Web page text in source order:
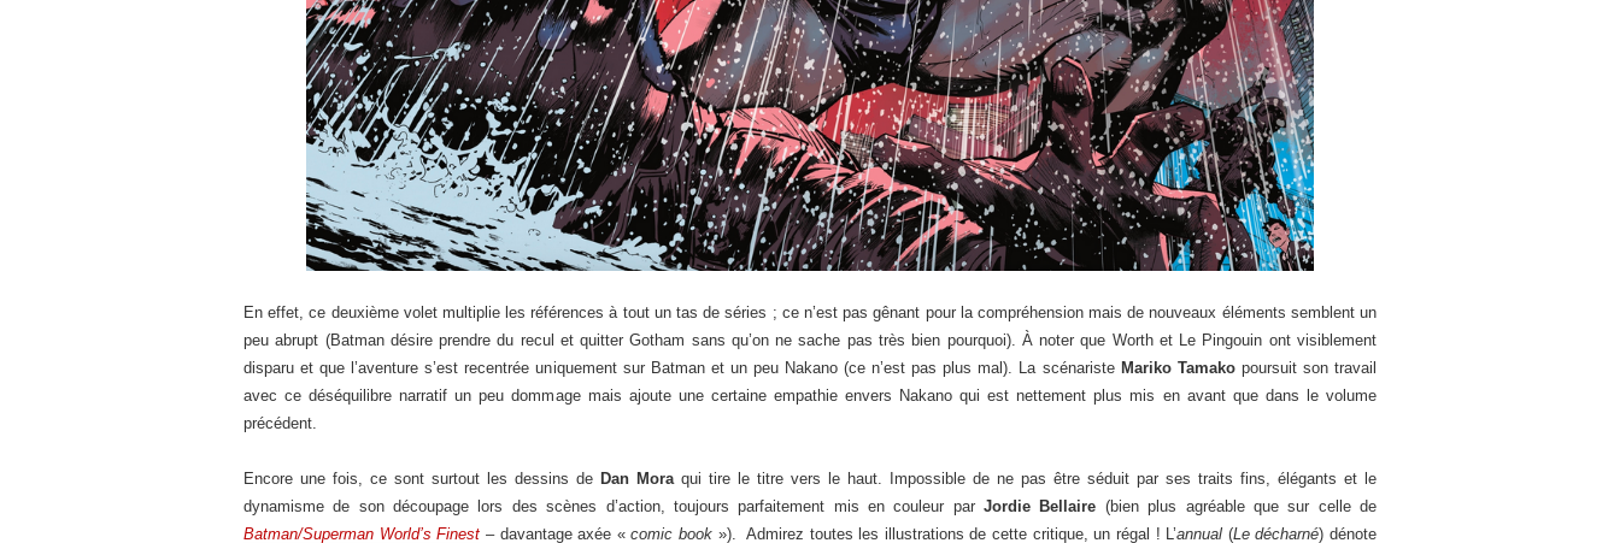
En effet, ce deuxième volet multiplie les références à tout un tas de séries ; ce n’est pas gênant pour la compréhension mais de nouveaux éléments semblent un
peu abrupt (Batman désire prendre du recul et quitter Gotham sans qu’on ne sache pas très bien pourquoi). À noter que Worth et Le Pingouin ont visiblement
disparu et que l’aventure s’est recentrée uniquement sur Batman et un peu Nakano (ce n’est pas plus mal). La scénariste Mariko Tamakopoursuit son travail
avec ce déséquilibre narratif un peu dommage mais ajoute une certaine empathie envers Nakano qui est nettement plus mis en avant que dans le volume
précédent.
Encore une fois, ce sont surtout les dessins de Dan Moraqui tire le titre vers le haut. Impossible de ne pas être séduit par ses traits fins, élégants et le
dynamisme de son découpage lors des scènes d’action, toujours parfaitement mis en couleur parJordie Bellaire (bien plus agréable que sur celle de
Batman/Superman World’s Finest – davantage axée «comic book »). Admirez toutes les illustrations de cette critique, un régal ! L’annual (Le décharné) dénote